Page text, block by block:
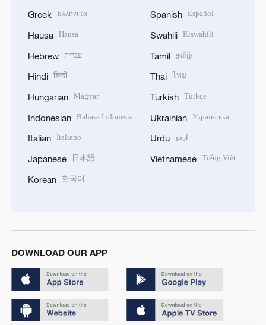
Greek Ελληνικά
Hausa Hausa
Hebrew עברית
Hindi हिन्दी
Hungarian Magyar
Indonesian Bahasa Indonesia
Italian Italiano
Japanese 日本語
Korean 한국어
Spanish Español
Swahili Kiswahili
Tamil தமிழ்
Thai ไทย
Turkish Türkçe
Ukrainian Українська
Urdu اردو
Vietnamese Tiếng Việt
DOWNLOAD OUR APP